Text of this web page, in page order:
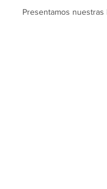
Presentamos